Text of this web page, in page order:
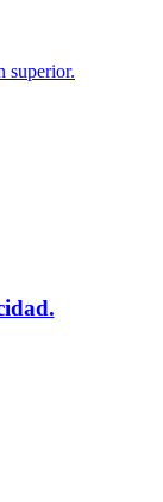
superior.